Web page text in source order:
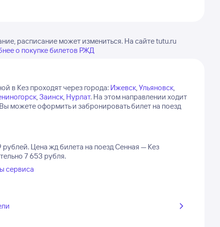
расписание может измениться. На сайте tutu.ru
о покупке билетов РЖД
в Кез проходят через города: Ижевск,Ульяновск,
,Заинск, Нурлат. На этом направлении ходит
можете оформить и забронировать билет на поезд
рублей. Цена жд билета на поезд Сенная — Кез
7 653 рубля.
сервиса